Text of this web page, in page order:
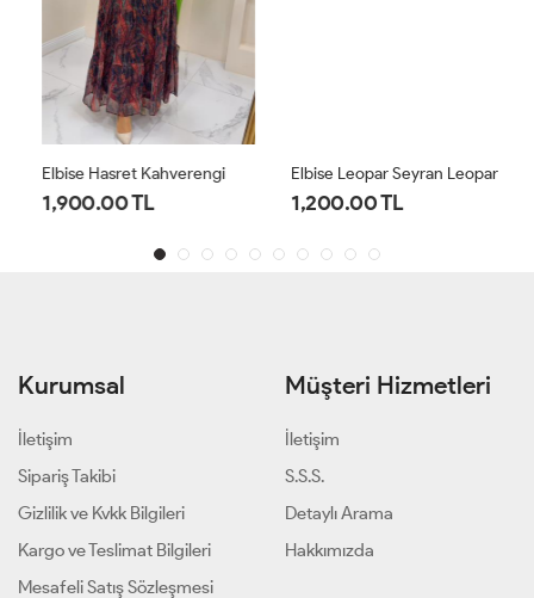
Elbise Hasret Kahverengi
1,900.00 TL
Elbise Leopar Seyran Leopar
1,200.00 TL
Kurumsal
İletişim
Sipariş Takibi
Gizlilik ve Kvkk Bilgileri
Kargo ve Teslimat Bilgileri
Mesafeli Satış Sözleşmesi
Müşteri Hizmetleri
İletişim
S.S.S.
Detaylı Arama
Hakkımızda